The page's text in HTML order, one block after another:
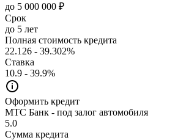
до 5 000 000 ₽
Срок
до 5 лет
Полная стоимость кредита
22.126 - 39.302%
Ставка
10.9 - 39.9%
Оформить кредит
МТС Банк - под залог автомобиля
5.0
Сумма кредита